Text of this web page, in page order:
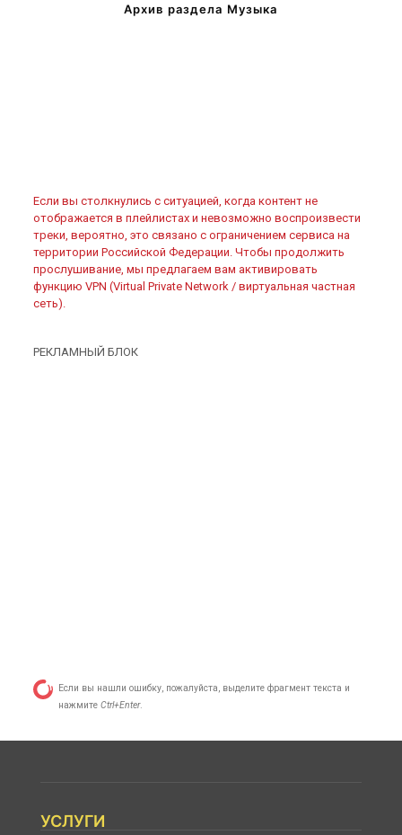
Архив раздела Музыка
Если вы столкнулись с ситуацией, когда контент не
отображается в плейлистах и невозможно воспроизвести
треки, вероятно, это связано с ограничением сервиса на
территории Российской Федерации. Чтобы продолжить
прослушивание, мы предлагаем вам активировать
функцию VPN (Virtual Private Network / виртуальная частная
сеть).
РЕКЛАМНЫЙ БЛОК
Если вы нашли ошибку, пожалуйста, выделите фрагмент текста и
нажмите Ctrl+Enter.
УСЛУГИ